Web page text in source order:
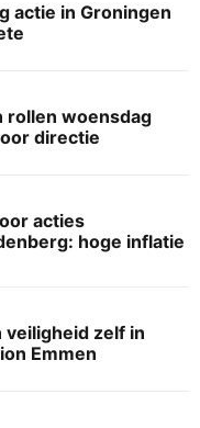
actie in Groningen
rollen woensdag
directie
acties
hoge inflatie
zelf in
Emmen